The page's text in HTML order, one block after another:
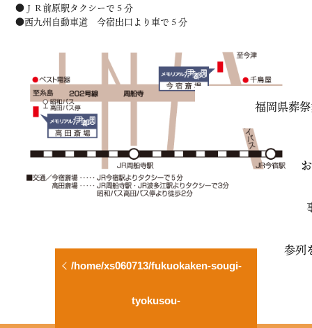
福岡県葬
参列
●ＪＲ前原駅タクシーで５分
●西九州自動車道 今宿出口より車で５分
/home/xs060713/fukuokaken-sougi-
tyokusou-